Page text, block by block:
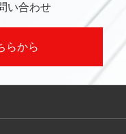
い合わせ
らから